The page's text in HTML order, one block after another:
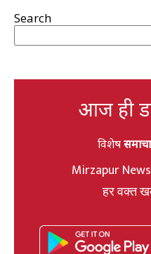
Search
आज ही
विशेष
Mirzapur
हर वक्त